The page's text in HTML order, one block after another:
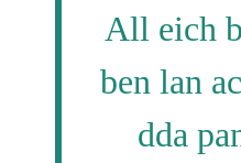
All eich
ben lan
dda